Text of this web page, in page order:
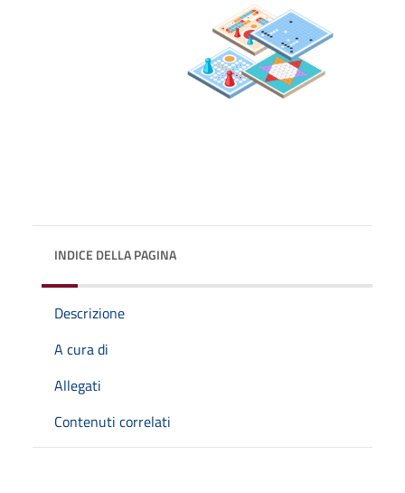
INDICE DELLA PAGINA
Descrizione
A cura di
Allegati
Contenuti correlati